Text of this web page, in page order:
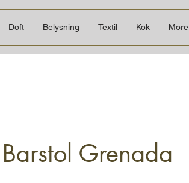
Doft Belysning Textil Kök More
Barstol Grenada